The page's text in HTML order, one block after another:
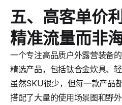
五、高客单价
精准流量而非
一个专注高品质户外露营装备
精选产品，包括钛合金炊具、
虽然SKU很少，但每一款产品
搭配了大量的使用场景图和野